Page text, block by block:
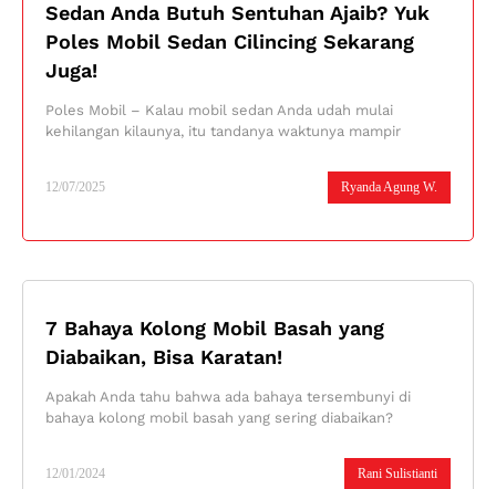
Sedan Anda Butuh Sentuhan Ajaib? Yuk
Poles Mobil Sedan Cilincing Sekarang
Juga!
Ryanda Agung W.
12/07/2025
Poles Mobil – Kalau mobil sedan Anda udah mulai
kehilangan kilaunya, itu tandanya waktunya mampir
7 Bahaya Kolong Mobil Basah yang
Diabaikan, Bisa Karatan!
Rani Sulistianti
12/01/2024
Apakah Anda tahu bahwa ada bahaya tersembunyi di
bahaya kolong mobil basah yang sering diabaikan?